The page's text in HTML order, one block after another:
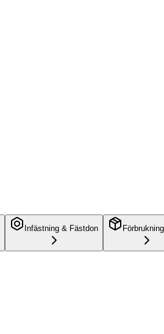
Infästning & Fästdon